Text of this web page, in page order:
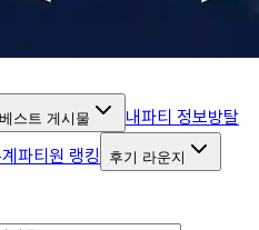
베스트 게시물 내파티 정보방탈
파티원 랭킹 후기 라운지